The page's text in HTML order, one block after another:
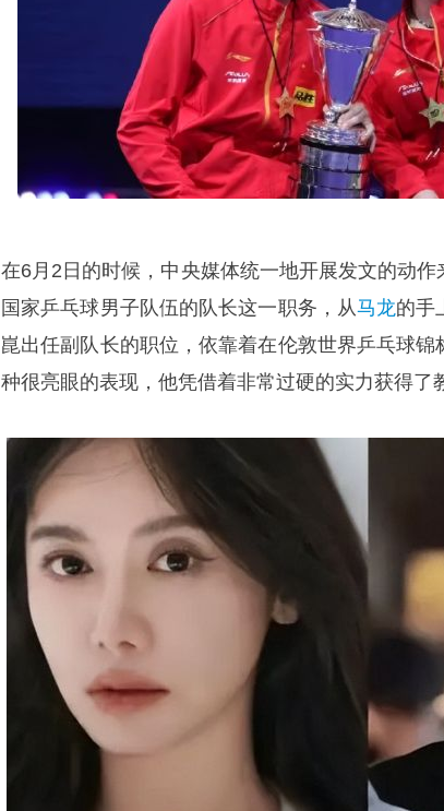
在6月2日的时候，中央媒体统一地开展发文的动
国家乒乓球男子队伍的队长这一职务，从马龙的手
崑出任副队长的职位，依靠着在伦敦世界乒乓球
种很亮眼的表现，他凭借着非常过硬的实力获得了